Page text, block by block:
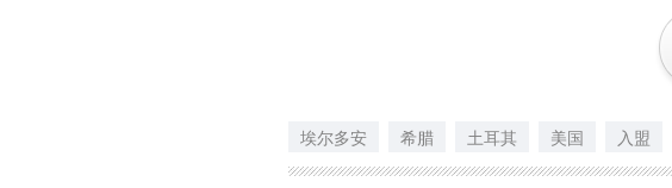
埃尔多安 希腊 土耳其 美国 入盟